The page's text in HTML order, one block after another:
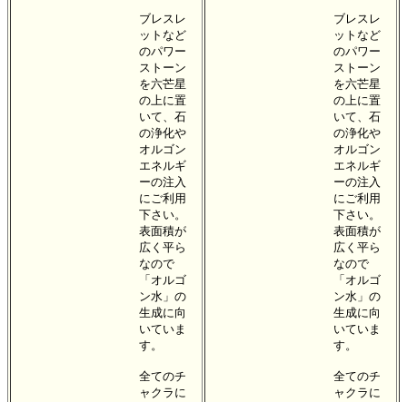
ブレスレ
ットなど
のパワー
ストーン
を六芒星
の上に置
いて、石
の浄化や
オルゴン
エネルギ
ーの注入
にご利用
下さい。
表面積が
広く平ら
なので
「オルゴ
ン水」の
生成に向
いていま
す。
全てのチ
ャクラに
ブレスレ
ットなど
のパワー
ストーン
を六芒星
の上に置
いて、石
の浄化や
オルゴン
エネルギ
ーの注入
にご利用
下さい。
表面積が
広く平ら
なので
「オルゴ
ン水」の
生成に向
いていま
す。
全てのチ
ャクラに